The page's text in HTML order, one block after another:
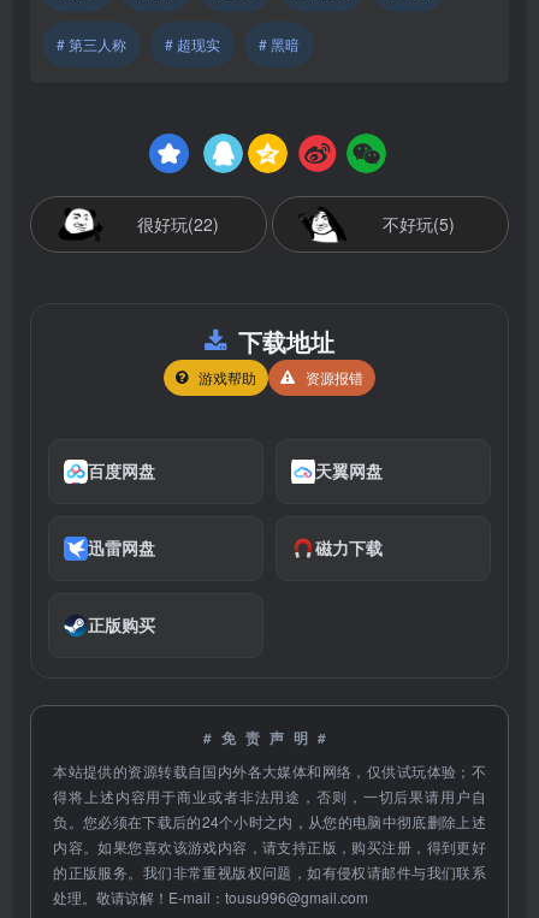
# 第三人称 # 超现实 # 黑暗
很好玩(22) 不好玩(5)
下载地址
游戏帮助 资源报错
百度网盘 天翼网盘
迅雷网盘 磁力下载
正版购买
#免责声明#
本站提供的资源转载自国内外各大媒体和网络，仅供试玩体验；不
得将上述内容用于商业或者非法用途，否则，一切后果请用户自
负。您必须在下载后的24个小时之内，从您的电脑中彻底删除上述
内容。如果您喜欢该游戏内容，请支持正版，购买注册，得到更好
的正版服务。我们非常重视版权问题，如有侵权请邮件与我们联系
处理。敬请谅解！E-mail：tousu996@gmail.com